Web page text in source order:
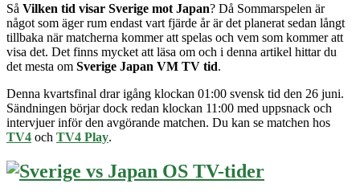
Så Vilken tid visar Sverige mot Japan? Då Sommarspelen är
något som äger rum endast vart fjärde år är det planerat sedan långt
tillbaka när matcherna kommer att spelas och vem som kommer att
visa det. Det finns mycket att läsa om och i denna artikel hittar du
det mesta om Sverige Japan VM TV tid.
Denna kvartsfinal drar igång klockan 01:00 svensk tid den 26 juni.
Sändningen börjar dock redan klockan 11:00 med uppsnack och
intervjuer inför den avgörande matchen. Du kan se matchen hos
TV4 och TV4 Play.